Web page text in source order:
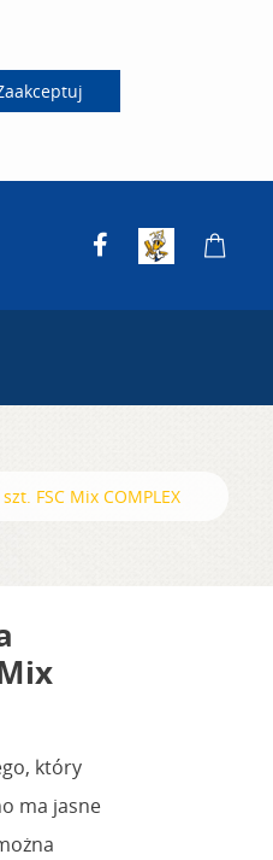
FSC Mix COMPLEX
który
ma jasne